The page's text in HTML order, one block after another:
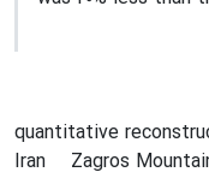
quantitative
Iran
Zagros